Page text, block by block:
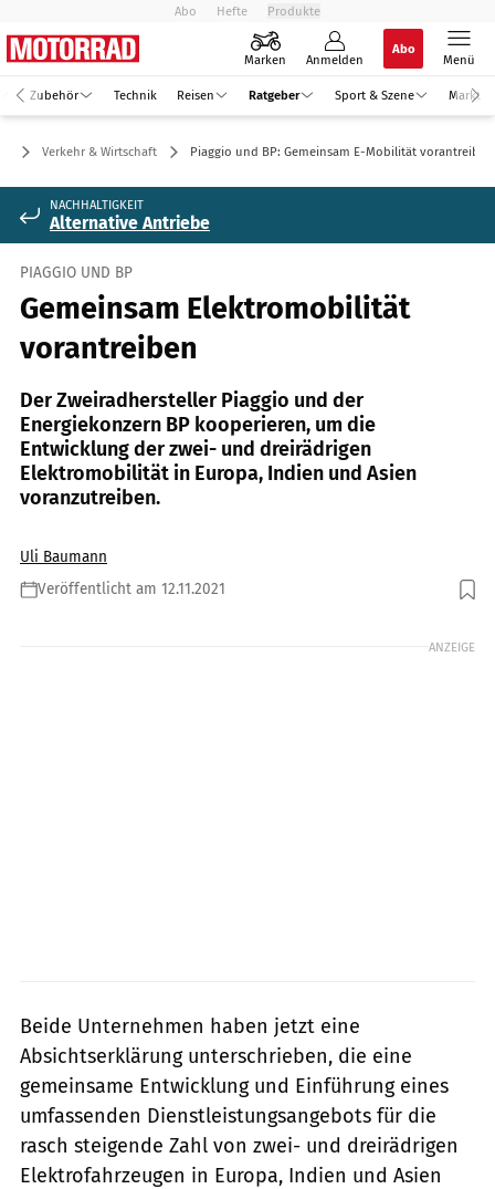
Abo Hefte Produkte
Marken Anmelden
Abo
Menü
Zubehör Technik Reisen Ratgeber Sport & Szene Markt
Verkehr & Wirtschaft Piaggio und BP: Gemeinsam E-Mobilität vorantreiben
NACHHALTIGKEIT
Alternative Antriebe
PIAGGIO UND BP
Gemeinsam Elektromobilität
vorantreiben
Der Zweiradhersteller Piaggio und der
Energiekonzern BP kooperieren, um die
Entwicklung der zwei- und dreirädrigen
Elektromobilität in Europa, Indien und Asien
voranzutreiben.
Uli Baumann
Veröffentlicht am 12.11.2021
Foto: Piaggio
ANZEIGE
Beide Unternehmen haben jetzt eine
Absichtserklärung unterschrieben, die eine
gemeinsame Entwicklung und Einführung eines
umfassenden Dienstleistungsangebots für die
rasch steigende Zahl von zwei- und dreirädrigen
Elektrofahrzeugen in Europa, Indien und Asien